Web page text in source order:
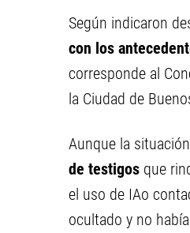
Según indicaron
con los
corresponde al
la Ciudad de
Aunque la
de testigos que
el uso de IAo
ocultado y no